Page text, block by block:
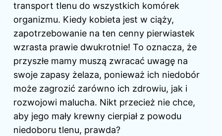
transport tlenu do wszystkich komórek
organizmu. Kiedy kobieta jest w ciąży,
zapotrzebowanie na ten cenny pierwiastek
wzrasta prawie dwukrotnie! To oznacza, że
przyszłe mamy muszą zwracać uwagę na
swoje zapasy żelaza, ponieważ ich niedobór
może zagrozić zarówno ich zdrowiu, jak i
rozwojowi malucha. Nikt przecież nie chce,
aby jego mały krewny cierpiał z powodu
niedoboru tlenu, prawda?